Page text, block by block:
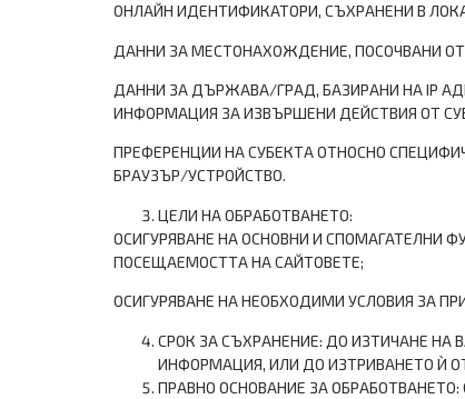
ОНЛАЙН ИДЕНТИФИКАТОРИ, СЪХРАНЕНИ В
ДАННИ ЗА МЕСТОНАХОЖДЕНИЕ, ПОСОЧВАНИ ОТ
ДАННИ ЗА ДЪРЖАВА/ГРАД, БАЗИРАНИ НА IP
ИНФОРМАЦИЯ ЗА ИЗВЪРШЕНИ ДЕЙСТВИЯ ОТ
ПРЕФЕРЕНЦИИ НА СУБЕКТА ОТНОСНО
БРАУЗЪР/УСТРОЙСТВО.
ЦЕЛИ НА ОБРАБОТВАНЕТО:
ОСИГУРЯВАНЕ НА ОСНОВНИ И СПОМАГАТЕЛНИ
ПОСЕЩАЕМОСТТА НА САЙТОВЕТЕ;
ОСИГУРЯВАНЕ НА НЕОБХОДИМИ УСЛОВИЯ ЗА
СРОК ЗА СЪХРАНЕНИЕ: ДО ИЗТИЧАНЕ НА
ИНФОРМАЦИЯ, ИЛИ ДО ИЗТРИВАНЕТО Ѝ
ПРАВНО ОСНОВАНИЕ ЗА